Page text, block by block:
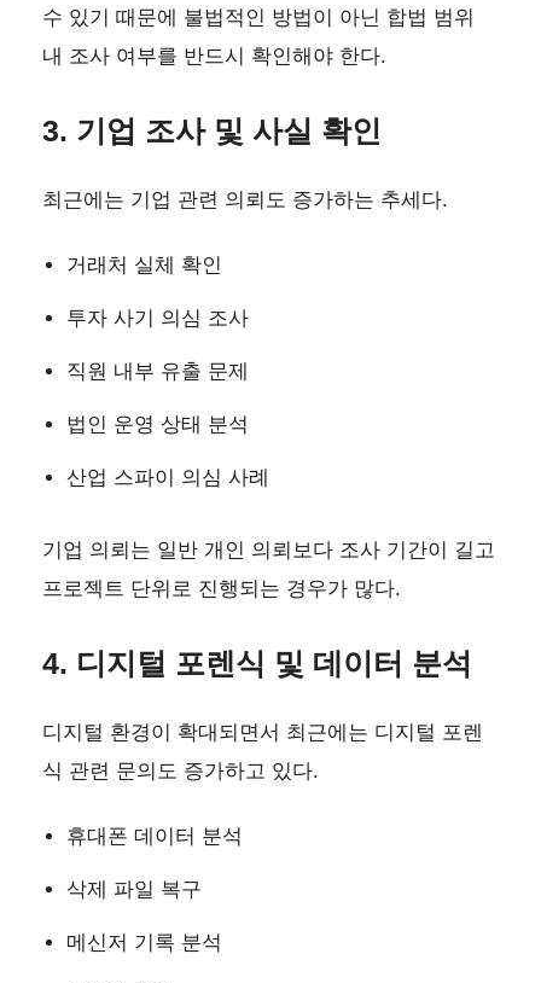
수 있기 때문에 불법적인 방법이 아닌 합법 범위
내 조사 여부를 반드시 확인해야 한다.
3. 기업 조사 및 사실 확인
최근에는 기업 관련 의뢰도 증가하는 추세다.
거래처 실체 확인
투자 사기 의심 조사
직원 내부 유출 문제
법인 운영 상태 분석
산업 스파이 의심 사례
기업 의뢰는 일반 개인 의뢰보다 조사 기간이 길고
프로젝트 단위로 진행되는 경우가 많다.
4. 디지털 포렌식 및 데이터 분석
디지털 환경이 확대되면서 최근에는 디지털 포렌
식 관련 문의도 증가하고 있다.
휴대폰 데이터 분석
삭제 파일 복구
메신저 기록 분석